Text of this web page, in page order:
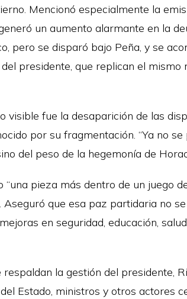
Mencionó especialmente la
un aumento alarmante en la
pero se disparó bajo Peña, y se
presidente, que replican el mismo
visible fue la desaparición de las
por su fragmentación. “Ya no
del peso de la hegemonía de
pieza más dentro de un juego
Aseguró que esa paz partidaria no
en seguridad, educación,
la gestión del presidente,
Estado, ministros y otros actores